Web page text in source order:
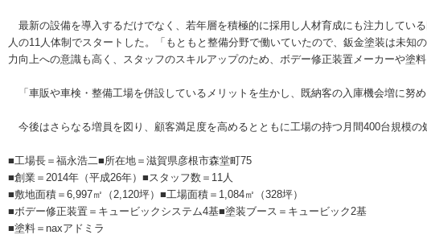
最新の設備を導入するだけでなく、若年層を積極的に採用し人材育成にも注力してい
人の11人体制でスタートした。「もともと整備分野で働いていたので、鈑金塗装は未
力向上への意識も高く、スタッフのスキルアップのため、ボデー修正装置メーカーや塗
「車販や車検・整備工場を併設しているメリットを生かし、既納客の入庫機会増に努
今後はさらなる増員を図り、顧客満足度を高めるとともに工場の持つ月間400台規模の
■工場長＝福永浩二■所在地＝滋賀県彦根市森堂町75
■創業＝2014年（平成26年）■スタッフ数＝11人
■敷地面積＝6,997㎡（2,120坪）■工場面積＝1,084㎡（328坪）
■ボデー修正装置＝キュービックシステム4基■塗装ブース＝キュービック2基
■塗料＝naxアドミラ